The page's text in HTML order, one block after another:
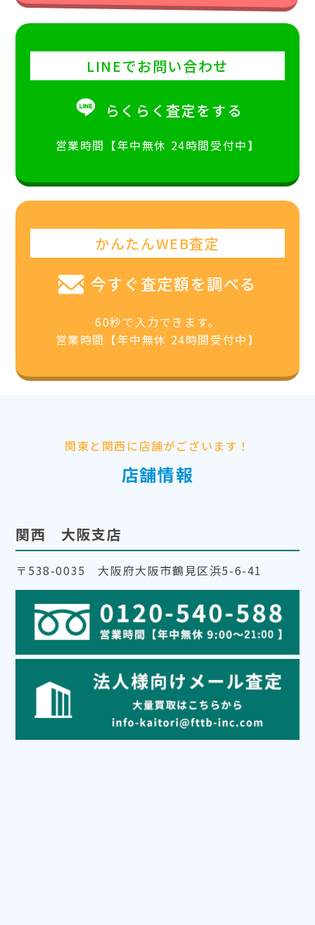
LINEでお問い合わせ
らくらく査定をする
営業時間【年中無休 24時間受付中】
かんたんWEB査定
今すぐ査定額を調べる
60秒で入力できます。
営業時間【年中無休 24時間受付中】
関東と関西に店舗がございます！
店舗情報
関西 大阪支店
〒538-0035 大阪府大阪市鶴見区浜5-6-41